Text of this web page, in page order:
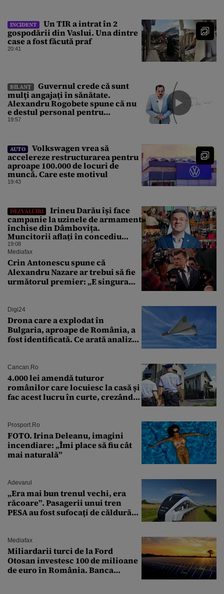
INCIDENT
Un TIR a intrat în 2
gospodării din Vaslui. Una dintre
case a fost făcută praf
20:41
BILANȚ
Guvernul crede că sunt
mulţi angajaţi în sănătate.
Alexandru Rogobete spune că nu
e destul personal pentru
combaterea infecţiilor
19:57
AUTO
Volkswagen vrea să
accelereze restructurarea pentru
aproape 100.000 de locuri de
muncă. Care este motivul
19:43
DEZVĂLUIRI
Irineu Darău își face
campanie la uzinele de armament
închise din Dâmbovița.
Muncitorii aflați în concediu
forțat din cauza lipsei comenzilor
au fost chemați de acasă pentru a
da mâna cu Ministrul Economiei
19:08
Mediafax
Crin Antonescu spune că
Alexandru Nazare ar trebui să fie
următorul premier: „E singura
Digi24
Drona care a explodat în
Bulgaria, aproape de România, a
fost identificată. Ce arată analiza
Cancan.ro
4.000 lei amendă tuturor
românilor care locuiesc la casă și
fac acest lucru în curte, crezând
Prosport.ro
FOTO. Irina Deleanu, imagini
incendiare: „Îmi place să fiu cât
mai naturală”
Adevarul
„Era mai bun trenul vechi, era
răcoare”. Pasagerii unui tren
PESA au fost sufocați de căldură
Mediafax
Miliardarii turci de la Ford
Otosan investesc 100 de milioane
de euro în România. Banca